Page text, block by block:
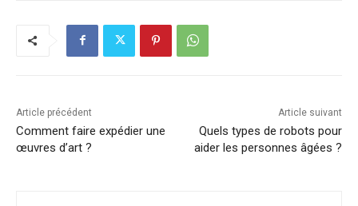
Article précédent
Comment faire expédier une
œuvres d’art ?
Article suivant
Quels types de robots pour
aider les personnes âgées ?